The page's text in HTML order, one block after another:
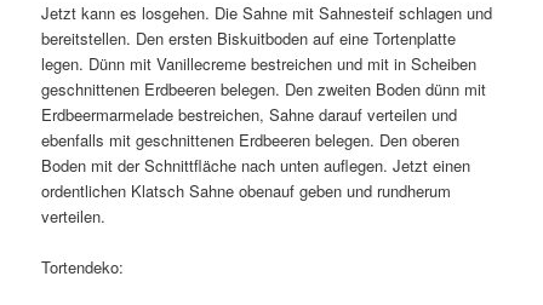
Jetzt kann es losgehen. Die Sahne mit Sahnesteif schlagen und
bereitstellen. Den ersten Biskuitboden auf eine Tortenplatte
legen. Dünn mit Vanillecreme bestreichen und mit in Scheiben
geschnittenen Erdbeeren belegen. Den zweiten Boden dünn mit
Erdbeermarmelade bestreichen, Sahne darauf verteilen und
ebenfalls mit geschnittenen Erdbeeren belegen. Den oberen
Boden mit der Schnittfläche nach unten auflegen. Jetzt einen
ordentlichen Klatsch Sahne obenauf geben und rundherum
verteilen.
Tortendeko: